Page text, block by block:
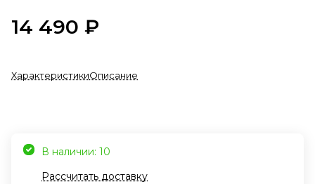
14 490 ₽
ХарактеристикиОписание
В наличии: 10
Рассчитать доставку